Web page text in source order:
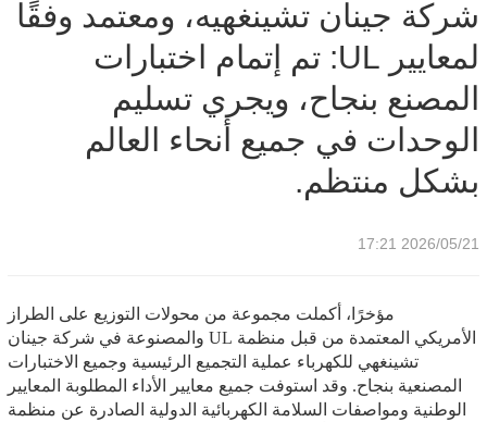
جميع أنحاء العالم بشكل منتظم.
شركة جينان تشينغهيه، ومعتمد وفقًا
لمعايير UL: تم إتمام اختبارات
المصنع بنجاح، ويجري تسليم
الوحدات في جميع أنحاء العالم
بشكل منتظم.
2026/05/21 17:21
مؤخرًا، أكملت مجموعة من محولات التوزيع على الطراز
الأمريكي المعتمدة من قبل منظمة UL والمصنوعة في شركة جينان
تشينغهي للكهرباء عملية التجميع الرئيسية وجميع الاختبارات
المصنعية بنجاح. وقد استوفت جميع معايير الأداء المطلوبة المعايير
الوطنية ومواصفات السلامة الكهربائية الدولية الصادرة عن منظمة